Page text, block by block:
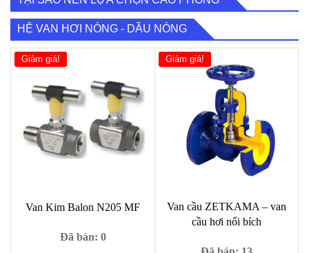
HỆ VAN HƠI NÓNG - DẦU NÓNG
Giảm giá!
Van Kim Balon N205 MF
Đã bán: 0
Giảm giá!
Van cầu ZETKAMA – van
cầu hơi nối bích